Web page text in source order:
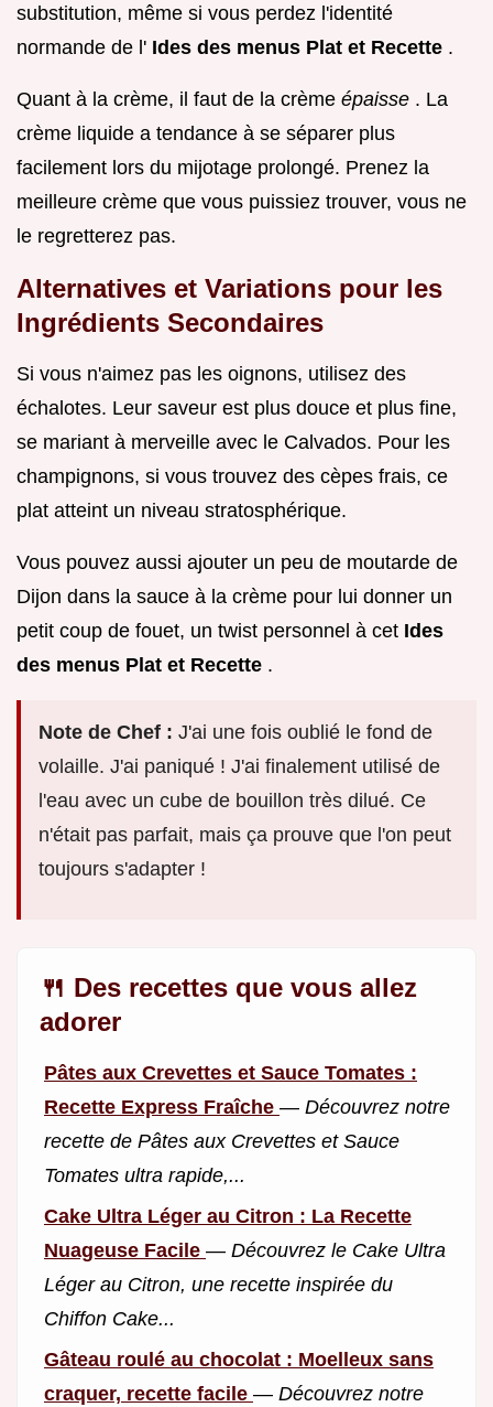
substitution, même si vous perdez l'identité
normande de l' Ides des menus Plat et Recette .
Quant à la crème, il faut de la crème épaisse . La
crème liquide a tendance à se séparer plus
facilement lors du mijotage prolongé. Prenez la
meilleure crème que vous puissiez trouver, vous ne
le regretterez pas.
Alternatives et Variations pour les
Ingrédients Secondaires
Si vous n'aimez pas les oignons, utilisez des
échalotes. Leur saveur est plus douce et plus fine,
se mariant à merveille avec le Calvados. Pour les
champignons, si vous trouvez des cèpes frais, ce
plat atteint un niveau stratosphérique.
Vous pouvez aussi ajouter un peu de moutarde de
Dijon dans la sauce à la crème pour lui donner un
petit coup de fouet, un twist personnel à cet Ides
des menus Plat et Recette .
Note de Chef : J'ai une fois oublié le fond de
volaille. J'ai paniqué ! J'ai finalement utilisé de
l'eau avec un cube de bouillon très dilué. Ce
n'était pas parfait, mais ça prouve que l'on peut
toujours s'adapter !
🍴 Des recettes que vous allez
adorer
Pâtes aux Crevettes et Sauce Tomates :
Recette Express Fraîche — Découvrez notre
recette de Pâtes aux Crevettes et Sauce
Tomates ultra rapide,...
Cake Ultra Léger au Citron : La Recette
Nuageuse Facile — Découvrez le Cake Ultra
Léger au Citron, une recette inspirée du
Chiffon Cake...
Gâteau roulé au chocolat : Moelleux sans
craquer, recette facile — Découvrez notre